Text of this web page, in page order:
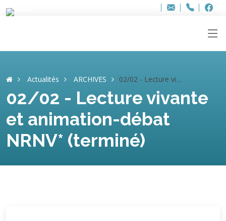
Adresse
info..hâthe..
Tel.
Tel.
Actualités ARCHIVES 02/02 - Lecture vivante et animation-débat NRNV* (terminé)
02/02 - Lecture vivante
et animation-débat
NRNV* (terminé)